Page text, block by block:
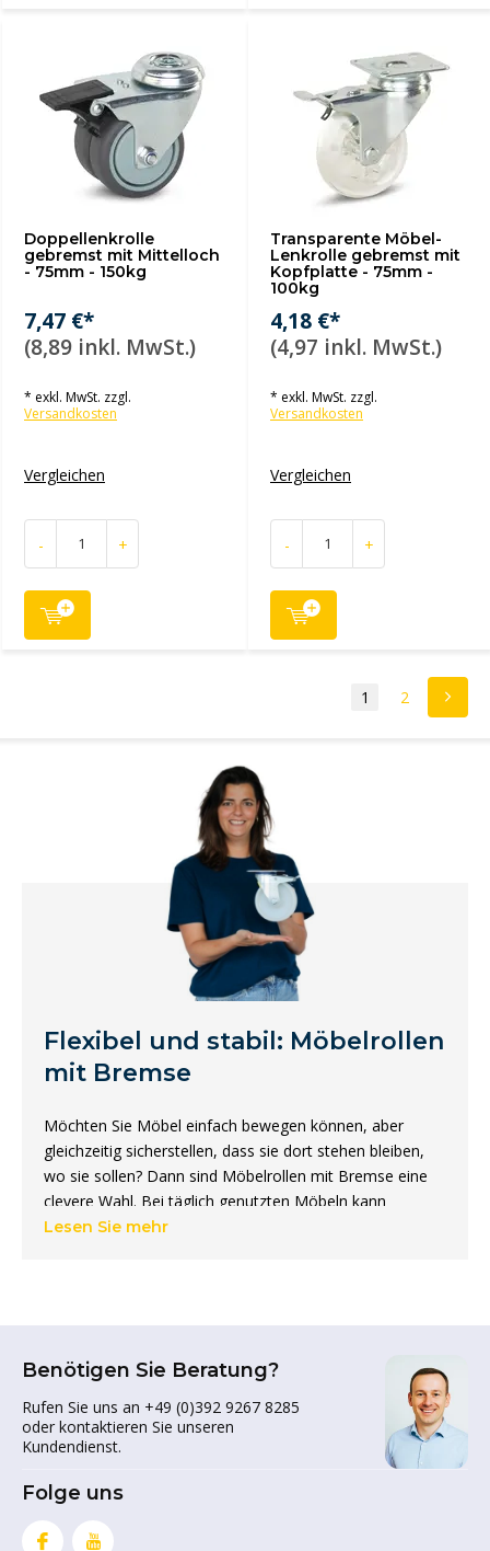
Doppellenkrolle
gebremst mit Mittelloch
- 75mm - 150kg
7,47 €*
(8,89 inkl. MwSt.)
* exkl. MwSt. zzgl.
Versandkosten
Vergleichen
- +
Transparente Möbel-
Lenkrolle gebremst mit
Kopfplatte - 75mm -
100kg
4,18 €*
(4,97 inkl. MwSt.)
* exkl. MwSt. zzgl.
Versandkosten
Vergleichen
- +
1 2
Flexibel und stabil: Möbelrollen
mit Bremse
Möchten Sie Möbel einfach bewegen können, aber
gleichzeitig sicherstellen, dass sie dort stehen bleiben,
wo sie sollen? Dann sind Möbelrollen mit Bremse eine
clevere Wahl. Bei täglich genutzten Möbeln kann
unerwünschtes Verrutschen schnell zu Ärger oder sogar
Warum Möbelrollen mit
Bremse?
Wenn Sie sich für Möbelrollen mit Bremse entscheiden,
Möbelstück mühelos und fixieren es anschließend direkt
Lesen Sie mehr
Benötigen Sie Beratung?
Rufen Sie uns an +49 (0)392 9267 8285
oder kontaktieren Sie unseren
Kundendienst.
Folge uns